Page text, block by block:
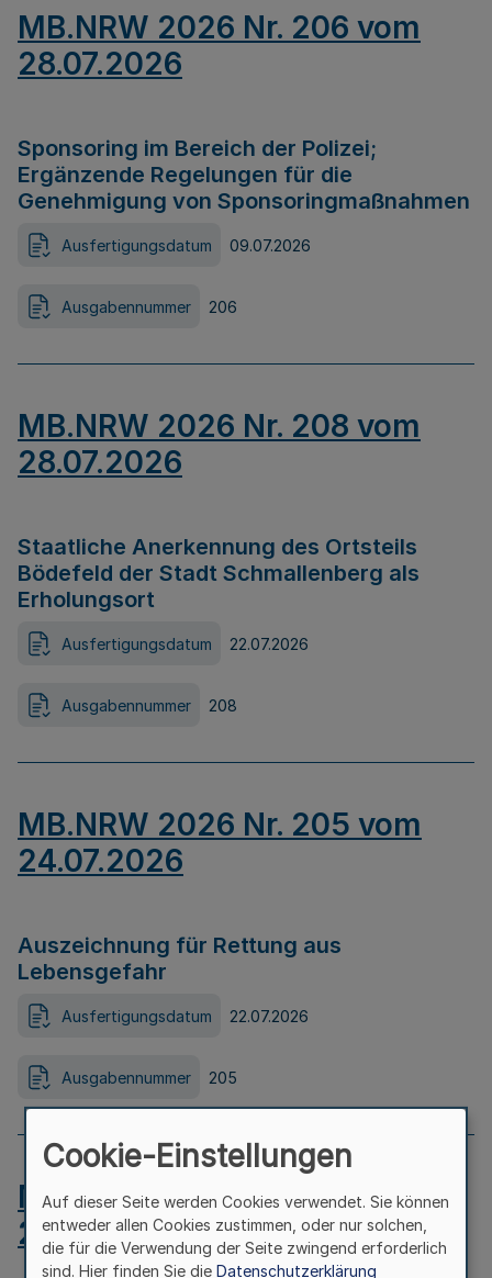
MB.NRW 2026 Nr. 206 vom
28.07.2026
Sponsoring im Bereich der Polizei;
Ergänzende Regelungen für die
Genehmigung von Sponsoringmaßnahmen
Ausfertigungsdatum 09.07.2026
Ausgabennummer 206
MB.NRW 2026 Nr. 208 vom
28.07.2026
Staatliche Anerkennung des Ortsteils
Bödefeld der Stadt Schmallenberg als
Erholungsort
Ausfertigungsdatum 22.07.2026
Ausgabennummer 208
MB.NRW 2026 Nr. 205 vom
24.07.2026
Auszeichnung für Rettung aus
Lebensgefahr
Ausfertigungsdatum 22.07.2026
Ausgabennummer 205
MB.NRW 2026 Nr. 204 vom
24.07.2026
Cookie-Einstellungen
Auf dieser Seite werden Cookies verwendet. Sie können
entweder allen Cookies zustimmen, oder nur solchen,
die für die Verwendung der Seite zwingend erforderlich
sind. Hier finden Sie die Datenschutzerklärung